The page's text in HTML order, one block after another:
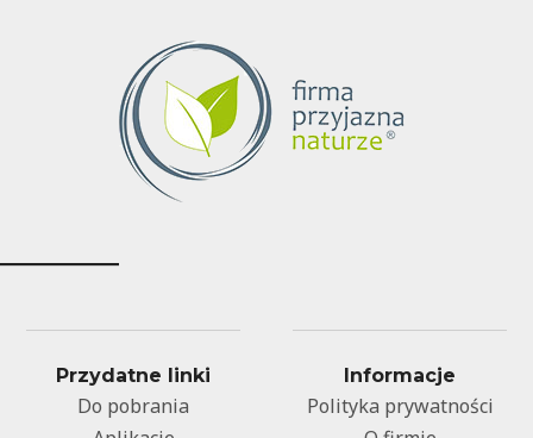
Przydatne linki
Do pobrania
Informacje
Polityka prywatności